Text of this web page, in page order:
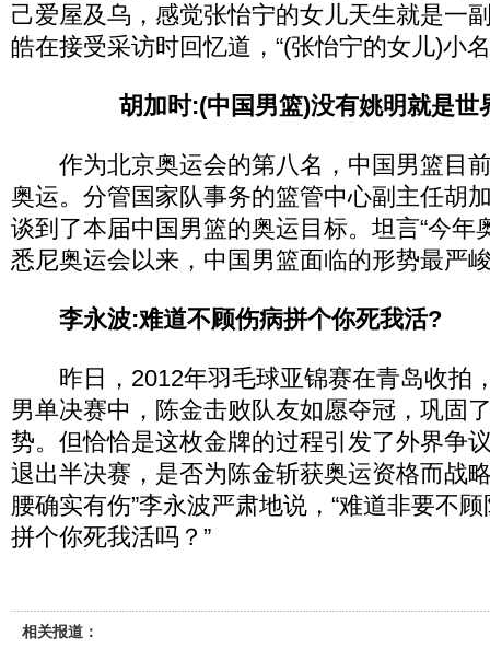
己爱屋及乌，感觉张怡宁的女儿天生就是一
皓在接受采访时回忆道，“(张怡宁的女儿)
胡加时:(中国男篮)没有姚明就是世
作为北京奥运会的第八名，中国男篮目
奥运。分管国家队事务的篮管中心副主任胡
谈到了本届中国男篮的奥运目标。坦言“今年
悉尼奥运会以来，中国男篮面临的形势最严
李永波:难道不顾伤病拼个你死我活?
昨日，2012年羽毛球亚锦赛在青岛收拍
男单决赛中，陈金击败队友如愿夺冠，巩固
势。但恰恰是这枚金牌的过程引发了外界
退出半决赛，是否为陈金斩获奥运资格而战
腰确实有伤”李永波严肃地说，“难道非要不
拼个你死我活吗？”
相关报道：